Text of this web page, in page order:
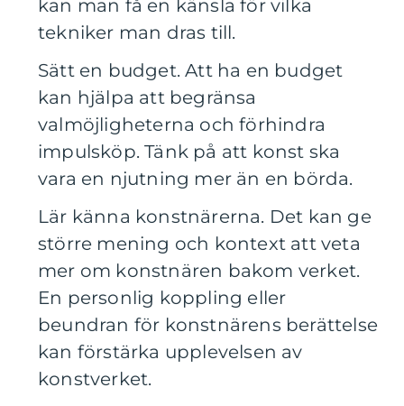
kan man få en känsla för vilka
tekniker man dras till.
Sätt en budget. Att ha en budget
kan hjälpa att begränsa
valmöjligheterna och förhindra
impulsköp. Tänk på att konst ska
vara en njutning mer än en börda.
Lär känna konstnärerna. Det kan ge
större mening och kontext att veta
mer om konstnären bakom verket.
En personlig koppling eller
beundran för konstnärens berättelse
kan förstärka upplevelsen av
konstverket.